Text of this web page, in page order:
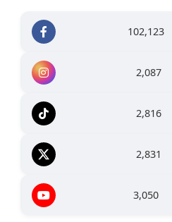
102,123
2,087
2,816
2,831
3,050